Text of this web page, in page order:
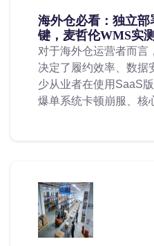
海外仓必看：独立
键，麦哲伦WMS实
对于海外仓运营者而言
决定了履约效率、数据
少从业者在使用SaaS
爆单系统卡顿崩服、核